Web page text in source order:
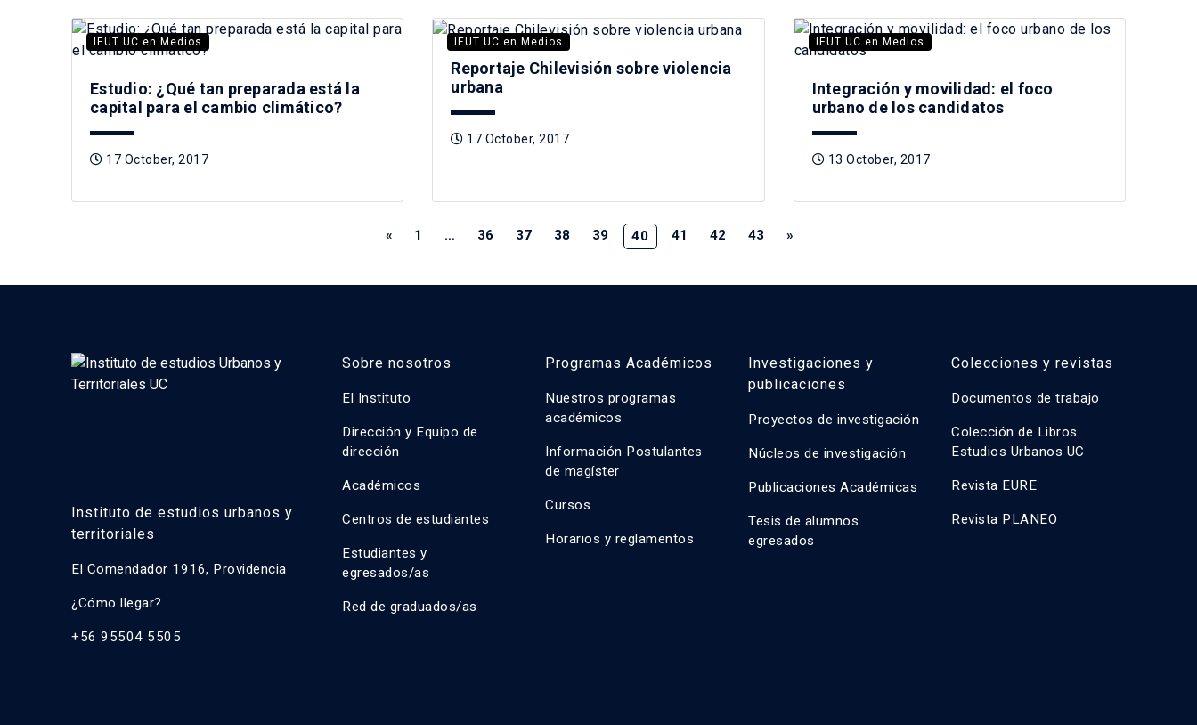
IEUT UC en Medios
Estudio: ¿Qué tan preparada está la
capital para el cambio climático?
17 October, 2017
IEUT UC en Medios
Reportaje Chilevisión sobre violencia
urbana
17 October, 2017
IEUT UC en Medios
Integración y movilidad: el foco
urbano de los candidatos
13 October, 2017
« 1 … 36 37 38 39 40 41 42 43 »
Instituto de estudios urbanos y
territoriales
El Comendador 1916, Providencia
¿Cómo llegar?
+56 95504 5505
Sobre nosotros
El Instituto
Dirección y Equipo de
dirección
Académicos
Centros de estudiantes
Estudiantes y
egresados/as
Red de graduados/as
Programas Académicos
Nuestros programas
académicos
Información Postulantes
de magíster
Cursos
Horarios y reglamentos
Investigaciones y
publicaciones
Proyectos de investigación
Núcleos de investigación
Publicaciones Académicas
Tesis de alumnos
egresados
Colecciones y revistas
Documentos de trabajo
Colección de Libros
Estudios Urbanos UC
Revista EURE
Revista PLANEO